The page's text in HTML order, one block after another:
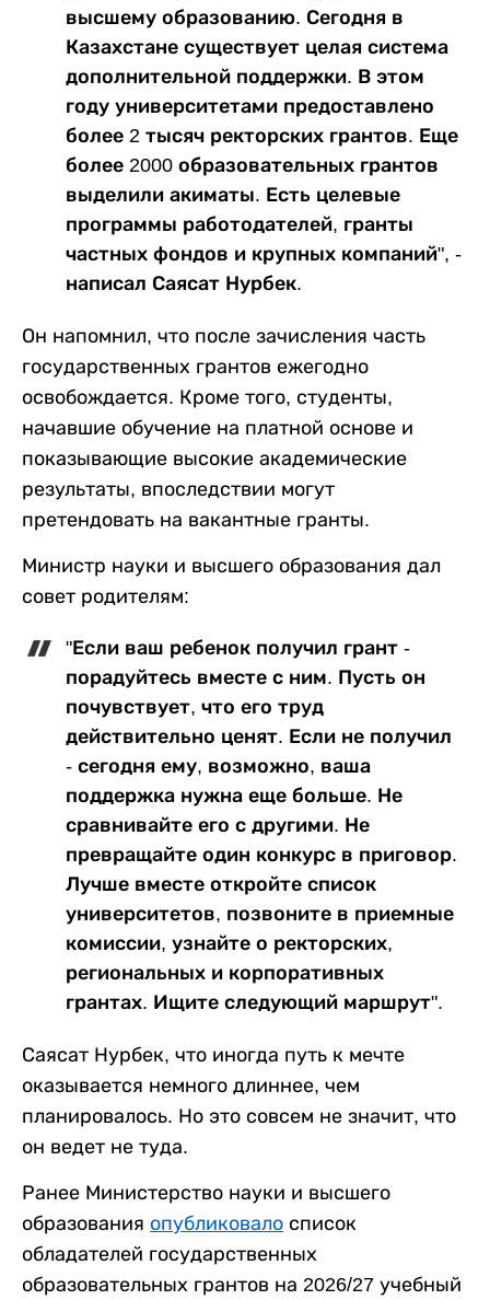
высшему образованию. Сегодня в
Казахстане существует целая система
дополнительной поддержки. В этом
году университетами предоставлено
более 2 тысяч ректорских грантов. Еще
более 2000 образовательных грантов
выделили акиматы. Есть целевые
программы работодателей, гранты
частных фондов и крупных компаний", -
написал Саясат Нурбек.
Он напомнил, что после зачисления часть
государственных грантов ежегодно
освобождается. Кроме того, студенты,
начавшие обучение на платной основе и
показывающие высокие академические
результаты, впоследствии могут
претендовать на вакантные гранты.
Министр науки и высшего образования дал
совет родителям:
"Если ваш ребенок получил грант -
порадуйтесь вместе с ним. Пусть он
почувствует, что его труд
действительно ценят. Если не получил
- сегодня ему, возможно, ваша
поддержка нужна еще больше. Не
сравнивайте его с другими. Не
превращайте один конкурс в приговор.
Лучше вместе откройте список
университетов, позвоните в приемные
комиссии, узнайте о ректорских,
региональных и корпоративных
грантах. Ищите следующий маршрут".
Саясат Нурбек, что иногда путь к мечте
оказывается немного длиннее, чем
планировалось. Но это совсем не значит, что
он ведет не туда.
Ранее Министерство науки и высшего
образования опубликовало список
обладателей государственных
образовательных грантов на 2026/27 учебный